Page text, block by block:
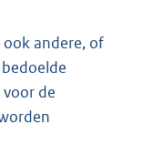
andere, of
voor de